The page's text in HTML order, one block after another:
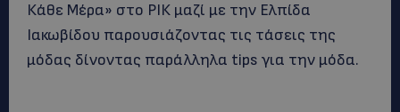
Κάθε Μέρα» στο ΡΙΚ μαζί με την Ελπίδα
Ιακωβίδου παρουσιάζοντας τις τάσεις της
μόδας δίνοντας παράλληλα tips για την μόδα.